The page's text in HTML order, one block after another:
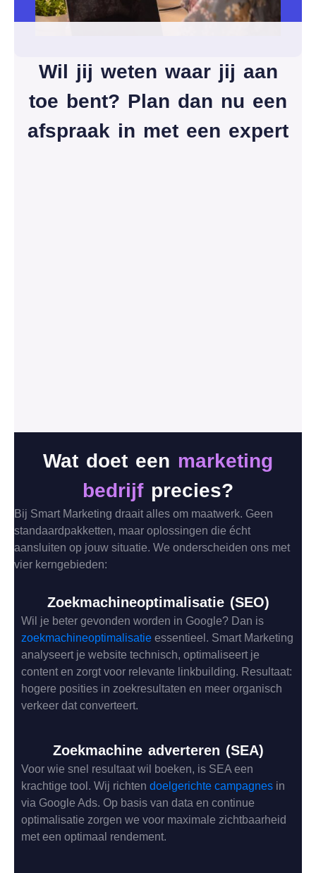
Wil jij weten waar jij aan
toe bent? Plan dan nu een
afspraak in met een expert
Wat doet een marketing
bedrijf precies?
Bij Smart Marketing draait alles om maatwerk. Geen
standaardpakketten, maar oplossingen die écht
aansluiten op jouw situatie. We onderscheiden ons met
vier kerngebieden:
Zoekmachineoptimalisatie (SEO)
Wil je beter gevonden worden in Google? Dan is
zoekmachineoptimalisatie essentieel. Smart Marketing
analyseert je website technisch, optimaliseert je
content en zorgt voor relevante linkbuilding. Resultaat:
hogere posities in zoekresultaten en meer organisch
verkeer dat converteert.
Zoekmachine adverteren (SEA)
Voor wie snel resultaat wil boeken, is SEA een
krachtige tool. Wij richten doelgerichte campagnes in
via Google Ads. Op basis van data en continue
optimalisatie zorgen we voor maximale zichtbaarheid
met een optimaal rendement.